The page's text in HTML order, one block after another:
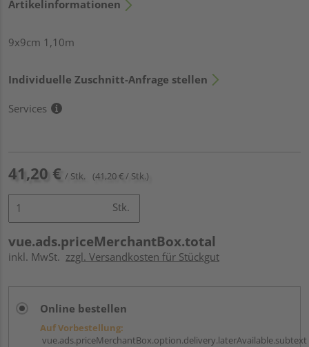
Artikelinformationen
9x9cm 1,10m
Individuelle Zuschnitt-Anfrage stellen
Services
41,20 € / Stk. (41,20 € / Stk.)
Stk.
vue.ads.priceMerchantBox.total
inkl. MwSt. zzgl. Versandkosten für Stückgut
Online bestellen
Auf Vorbestellung:
vue.ads.priceMerchantBox.option.delivery.laterAvailable.subtext